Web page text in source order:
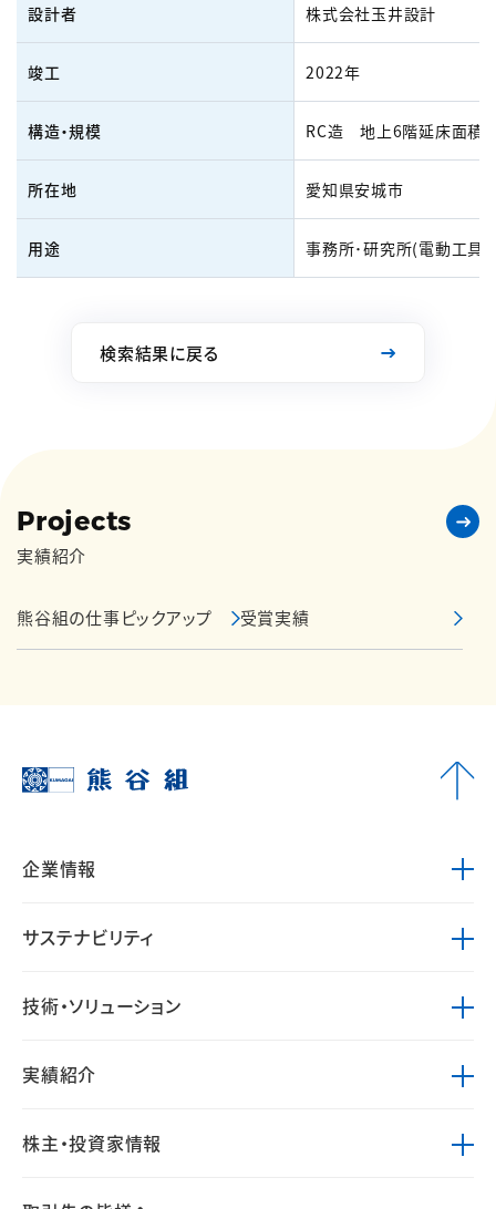
設計者 株式会社玉井設計
竣工 2022年
構造・規模 RC造 地上6階延床面積
所在地 愛知県安城市
用途 事務所･研究所(電動工具)
検索結果に戻る
Projects
実績紹介
熊谷組の仕事ピックアップ 受賞実績
企業情報
サステナビリティ
技術・ソリューション
実績紹介
株主・投資家情報